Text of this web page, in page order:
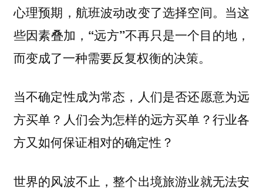
心理预期，航班波动改变了选择空间。当这
些因素叠加，“远方”不再只是一个目的地，
而变成了一种需要反复权衡的决策。
当不确定性成为常态，人们是否还愿意为远
方买单？人们会为怎样的远方买单？行业各
方又如何保证相对的确定性？
世界的风波不止，整个出境旅游业就无法安